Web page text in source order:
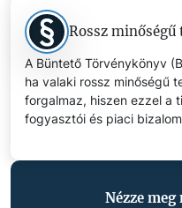
Rossz
A Büntető Törvénykönyv
ha valaki rossz minőségű
forgalmaz, hiszen ezzel a
fogyasztói és piaci
Nézze meg